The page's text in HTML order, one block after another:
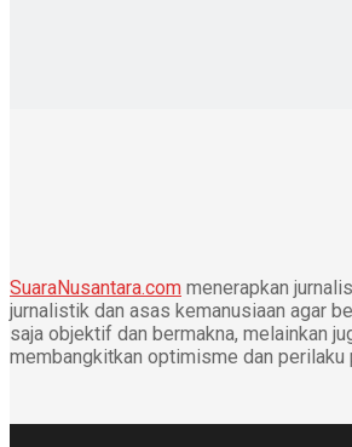
SuaraNusantara.com menerapkan
jurnalistik dan asas kemanusiaan agar
saja objektif dan bermakna, melainkan
membangkitkan optimisme dan